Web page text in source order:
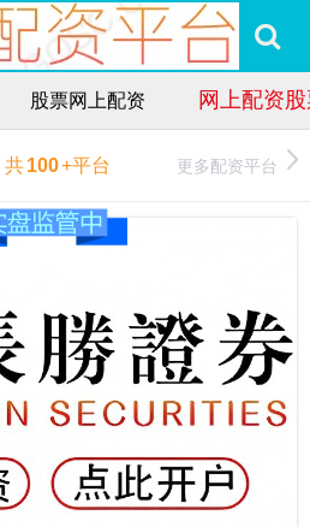
股票网上配资 网上配资
共100+平台 更多配资平台